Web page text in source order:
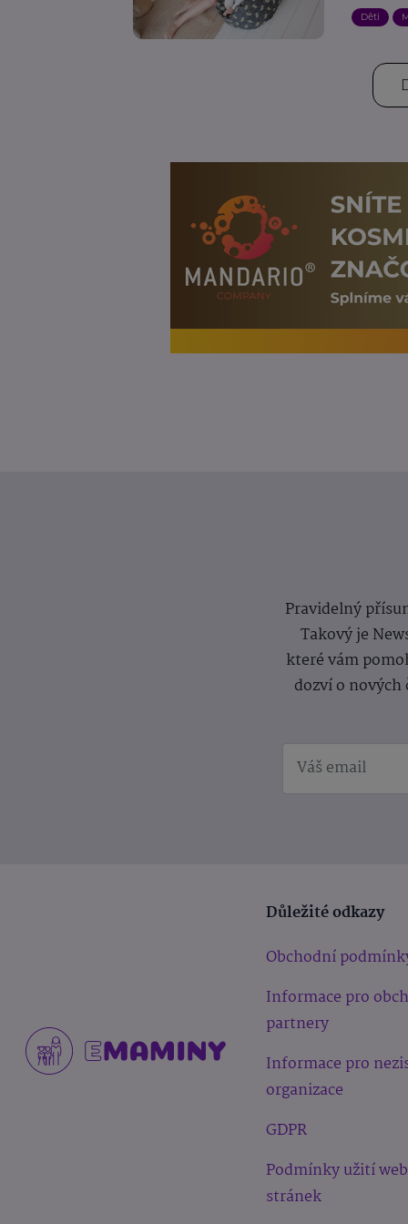
Děti
Pravidelný
Takový je
které vám
dozví o
Důležité odkazy
Obchodní
Informace pro
partnery
Informace pro
organizace
GDPR
Podmínky užití
stránek